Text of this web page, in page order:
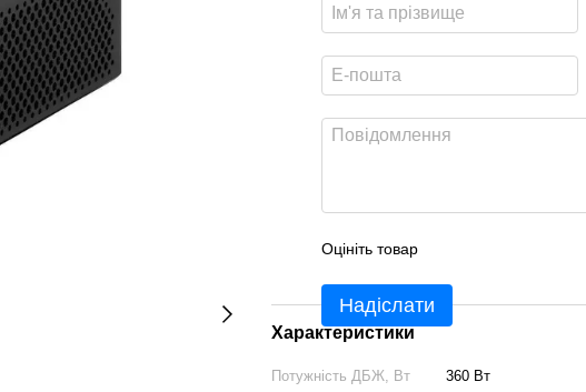
Оцініть товар
Надіслати
Характеристики
Потужність ДБЖ, Вт
360 Вт